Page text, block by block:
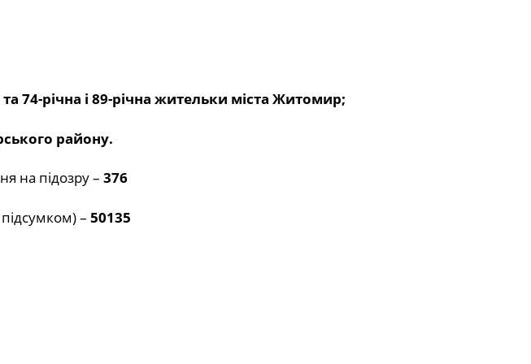
74-річна і 89-річна жительки міста Житомир;
району.
на підозру – 376
– 50135